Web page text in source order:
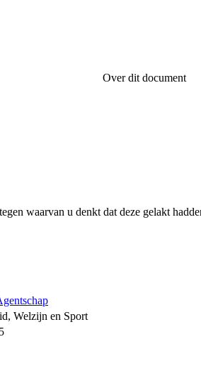
Over dit document
waarvan u denkt dat deze gelakt
Welzijn en Sport